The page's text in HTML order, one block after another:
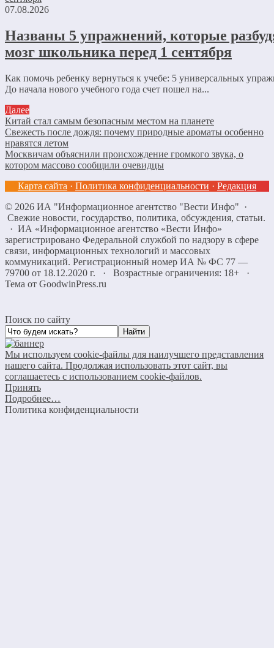
07.08.2026
Названы 5 упражнений, которые
мозг школьника перед 1 сентября
Как помочь ребенку вернуться к учебе: 5 универсальных
До начала нового учебного года счет пошел на...
Далее
Китай стал самым безопасным местом на планете
Свежесть после дождя: почему природные ароматы особенно
нравятся летом
Москвичам объяснили происхождение громкого звука, о
котором массово сообщили очевидцы
Карта сайта · Политика конфиденциальности · Редакция
© 2026 ИА "Информационное агентство "Вести Инфо" ·
Свежие новости, государство, политика, обсуждения, статьи.
· ИА «Информационное агентство «Вести Инфо»
зарегистрировано Федеральной службой по надзору в сфере
связи, информационных технологий и массовых
коммуникаций. Регистрационный номер ИА № ФС 77 —
79700 от 18.12.2020 г. · Возрастные ограничения: 18+
·
Тема от GoodwinPress.ru
Поиск по сайту
Мы используем cookie-файлы для наилучшего представления
нашего сайта. Продолжая использовать этот сайт, вы
соглашаетесь с использованием cookie-файлов.
Принять
Подробнее…
Политика конфиденциальности